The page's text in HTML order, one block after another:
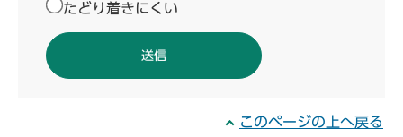
たどり着きにくい
このページの上へ戻る